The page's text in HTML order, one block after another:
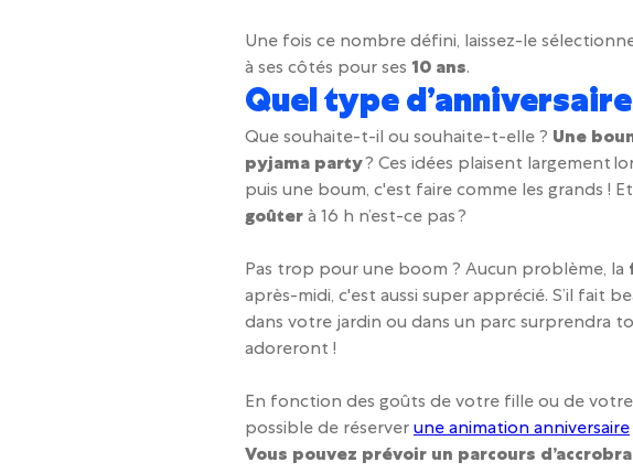
Une fois ce nombre défini, laissez-le
à ses côtés pour ses 10 ans.
Quel type
Que souhaite-t-il ou souhaite-t-elle ? Une
pyjama party ? Ces idées plaisent largement
puis une boum, c'est faire comme les grands !
goûter à 16 h n’est-ce pas ?
Pas trop pour une boom ? Aucun problème, la
après-midi, c'est aussi super apprécié. S’il fait
dans votre jardin ou dans un parc surprendra
adoreront !
En fonction des goûts de votre fille ou de
possible de réserver une animation anniversaire
Vous pouvez prévoir un parcours